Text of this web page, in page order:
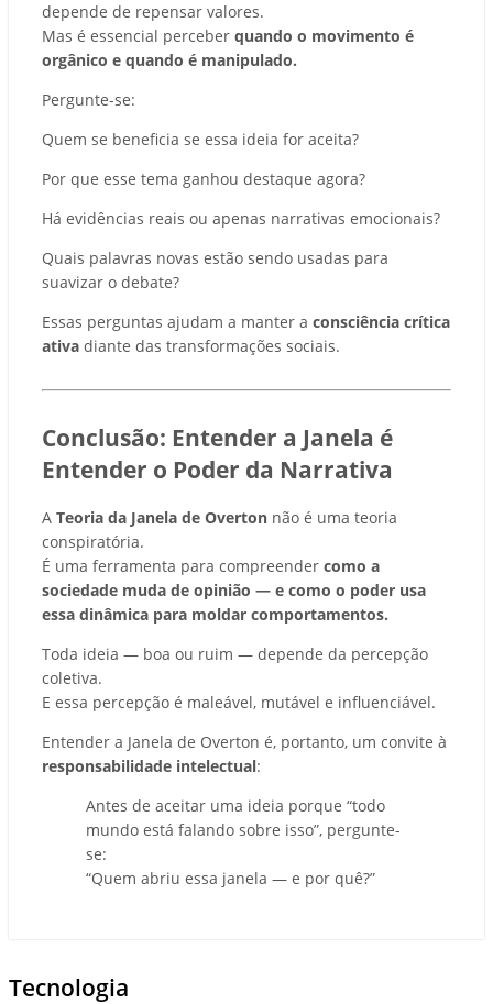
depende de repensar valores.
Mas é essencial perceber quando o movimento é
orgânico e quando é manipulado.
Pergunte-se:
Quem se beneficia se essa ideia for aceita?
Por que esse tema ganhou destaque agora?
Há evidências reais ou apenas narrativas emocionais?
Quais palavras novas estão sendo usadas para
suavizar o debate?
Essas perguntas ajudam a manter a consciência crítica
ativa diante das transformações sociais.
Conclusão: Entender a Janela é
Entender o Poder da Narrativa
A Teoria da Janela de Overton não é uma teoria
conspiratória.
É uma ferramenta para compreender como a
sociedade muda de opinião — e como o poder usa
essa dinâmica para moldar comportamentos.
Toda ideia — boa ou ruim — depende da percepção
coletiva.
E essa percepção é maleável, mutável e influenciável.
Entender a Janela de Overton é, portanto, um convite à
responsabilidade intelectual:
Antes de aceitar uma ideia porque “todo
mundo está falando sobre isso”, pergunte-
se:
“Quem abriu essa janela — e por quê?”
Tecnologia